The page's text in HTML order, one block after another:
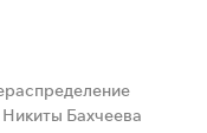
Бахчеева